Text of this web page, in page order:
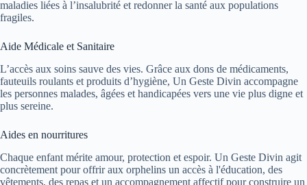
maladies liées à l’insalubrité et redonner la santé aux populations
fragiles.
Aide Médicale et Sanitaire
L’accès aux soins sauve des vies. Grâce aux dons de médicaments,
fauteuils roulants et produits d’hygiène, Un Geste Divin accompagne
les personnes malades, âgées et handicapées vers une vie plus digne et
plus sereine.
Aides en nourritures
Chaque enfant mérite amour, protection et espoir. Un Geste Divin agit
concrètement pour offrir aux orphelins un accès à l'éducation, des
vêtements, des repas et un accompagnement affectif pour construire un